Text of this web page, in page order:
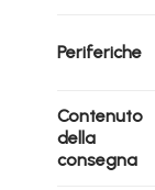
Periferiche
Contenuto
della
consegna